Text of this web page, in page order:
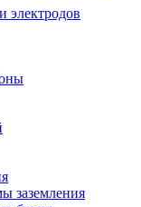
электродов
заземления